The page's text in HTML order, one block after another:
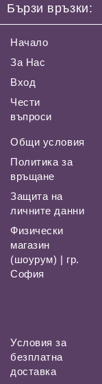
Бързи връзки:
Начало
За Нас
Вход
Чести
въпроси
Общи условия
Политика за
връщане
Защита на
личните данни
Физически
магазин
(шоурум) | гр.
София
Условия за
безплатна
доставка